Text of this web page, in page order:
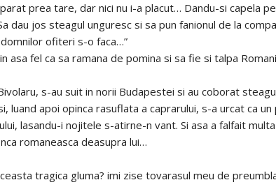
prea tare, dar nici nu i-a placut… Dandu-si capela
dau jos steagul unguresc si sa pun fanionul de la
ofiteri s-o faca…”
asa fel ca sa ramana de pomina si sa fie si talpa
s-au suit in norii Budapestei si au coborat
luand apoi opinca rasuflata a caprarului, s-a urcat ca
lasandu-i nojitele s-atirne-n vant. Si asa a falfait
romaneasca deasupra lui…
tragica gluma? imi zise tovarasul meu de